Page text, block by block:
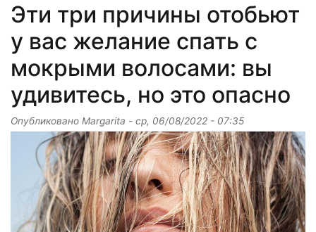
Эти три причины отобьют
у вас желание спать с
мокрыми волосами: вы
удивитесь, но это опасно
Опубликовано Margarita - ср, 06/08/2022 - 07:35